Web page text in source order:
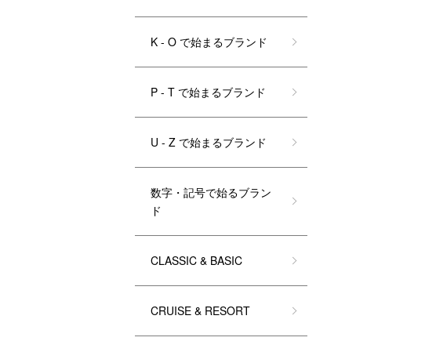
K - O で始まるブランド
P - T で始まるブランド
U - Z で始まるブランド
数字・記号で始るブラン
ド
CLASSIC & BASIC
CRUISE & RESORT